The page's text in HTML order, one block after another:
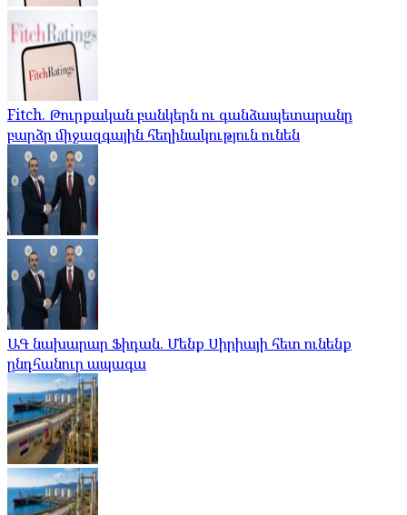
Fitch. Թուրքական բանկերն ու գանձապետարանը
բարձր միջազգային հեղինակություն ունեն
ԱԳ նախարար Ֆիդան. Մենք Սիրիայի հետ ունենք
ընդհանուր ապագա